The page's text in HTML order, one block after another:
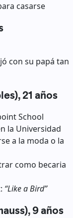
casarse
con su papá tan
21 años
School
la Universidad
a la moda o la
como becaria
“Like a Bird”
9 años